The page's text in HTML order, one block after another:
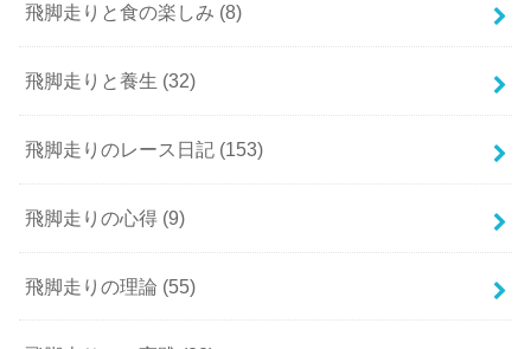
飛脚走りと食の楽しみ (8)
飛脚走りと養生 (32)
飛脚走りのレース日記 (153)
飛脚走りの心得 (9)
飛脚走りの理論 (55)